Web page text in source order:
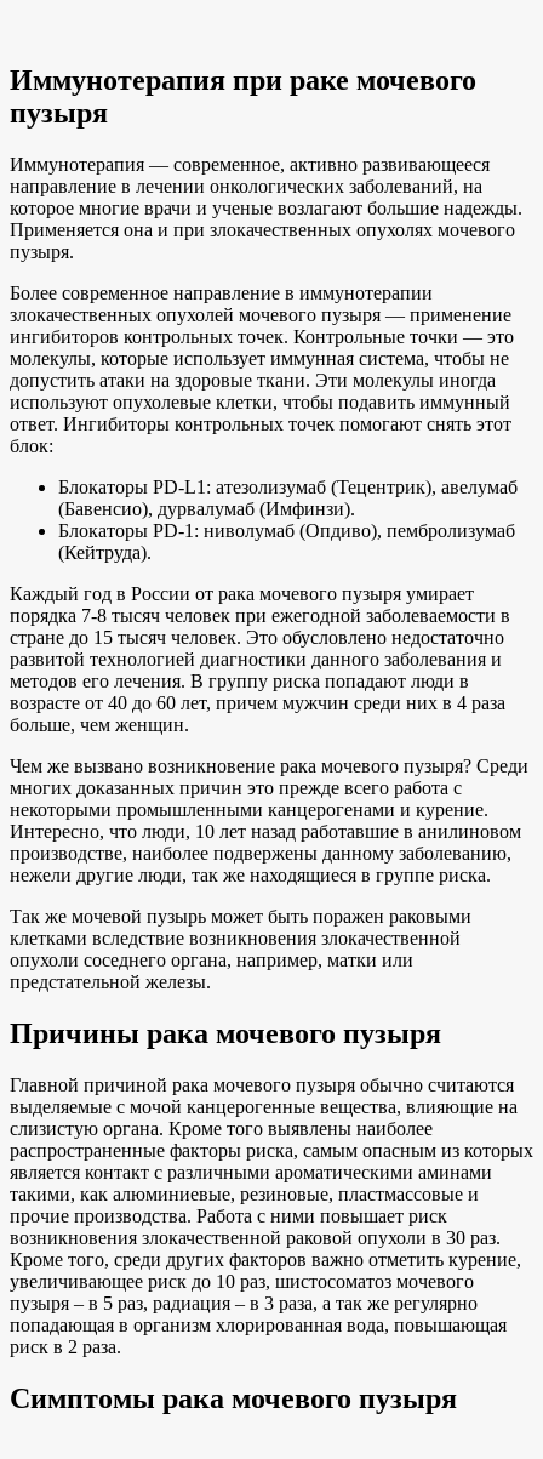
Иммунотерапия при раке мочевого
пузыря
Иммунотерапия — современное, активно развивающееся
направление в лечении онкологических заболеваний, на
которое многие врачи и ученые возлагают большие надежды.
Применяется она и при злокачественных опухолях мочевого
пузыря.
Более современное направление в иммунотерапии
злокачественных опухолей мочевого пузыря — применение
ингибиторов контрольных точек. Контрольные точки — это
молекулы, которые использует иммунная система, чтобы не
допустить атаки на здоровые ткани. Эти молекулы иногда
используют опухолевые клетки, чтобы подавить иммунный
ответ. Ингибиторы контрольных точек помогают снять этот
блок:
Блокаторы PD-L1: атезолизумаб (Тецентрик), авелумаб
(Бавенсио), дурвалумаб (Имфинзи).
Блокаторы PD-1: ниволумаб (Опдиво), пембролизумаб
(Кейтруда).
Каждый год в России от рака мочевого пузыря умирает
порядка 7-8 тысяч человек при ежегодной заболеваемости в
стране до 15 тысяч человек. Это обусловлено недостаточно
развитой технологией диагностики данного заболевания и
методов его лечения. В группу риска попадают люди в
возрасте от 40 до 60 лет, причем мужчин среди них в 4 раза
больше, чем женщин.
Чем же вызвано возникновение рака мочевого пузыря? Среди
многих доказанных причин это прежде всего работа с
некоторыми промышленными канцерогенами и курение.
Интересно, что люди, 10 лет назад работавшие в анилиновом
производстве, наиболее подвержены данному заболеванию,
нежели другие люди, так же находящиеся в группе риска.
Так же мочевой пузырь может быть поражен раковыми
клетками вследствие возникновения злокачественной
опухоли соседнего органа, например, матки или
предстательной железы.
Причины рака мочевого пузыря
Главной причиной рака мочевого пузыря обычно считаются
выделяемые с мочой канцерогенные вещества, влияющие на
слизистую органа. Кроме того выявлены наиболее
распространенные факторы риска, самым опасным из которых
является контакт с различными ароматическими аминами
такими, как алюминиевые, резиновые, пластмассовые и
прочие производства. Работа с ними повышает риск
возникновения злокачественной раковой опухоли в 30 раз.
Кроме того, среди других факторов важно отметить курение,
увеличивающее риск до 10 раз, шистосоматоз мочевого
пузыря – в 5 раз, радиация – в 3 раза, а так же регулярно
попадающая в организм хлорированная вода, повышающая
риск в 2 раза.
Симптомы рака мочевого пузыря